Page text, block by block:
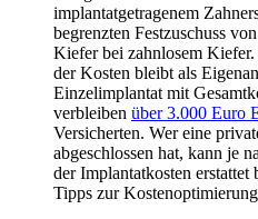
implantatgetragenem
begrenzten Festzuschuss
Kiefer bei zahnlosem
der Kosten bleibt als
Einzelimplantat mit
verbleiben über 3.000 Euro
Versicherten. Wer eine
abgeschlossen hat, kann je
der Implantatkosten erstattet
Tipps zur